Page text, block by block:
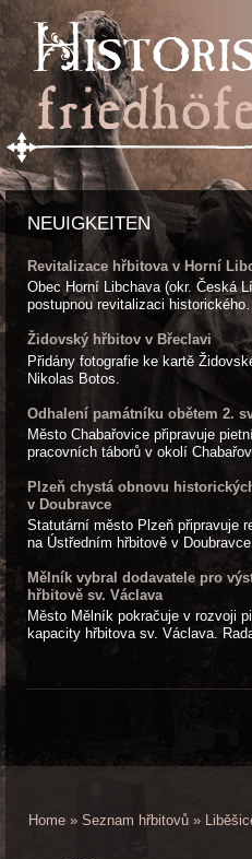
NEUIGKEITEN
Revitalizace hřbitova v Horní
Obec Horní Libchava (okr. Česká
postupnou revitalizaci
Židovský hřbitov v Břeclavi
Přidány fotografie ke kartě
Nikolas Botos.
Odhalení památníku obětem 2.
Město Chabařovice připravuje
pracovních táborů v okolí
Plzeň chystá obnovu
v Doubravce
Statutární město Plzeň připravuje
na Ústředním hřbitově v
Mělník vybral dodavatele pro
hřbitově sv. Václava
Město Mělník pokračuje v rozvoji
kapacity hřbitova sv. Václava.
Home » Seznam hřbitovů »